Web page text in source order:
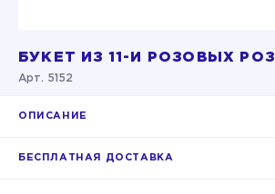
БУКЕТ ИЗ 11-И РОЗОВЫХ РОЗ
Арт. 5152
ОПИСАНИЕ
БЕСПЛАТНАЯ ДОСТАВКА